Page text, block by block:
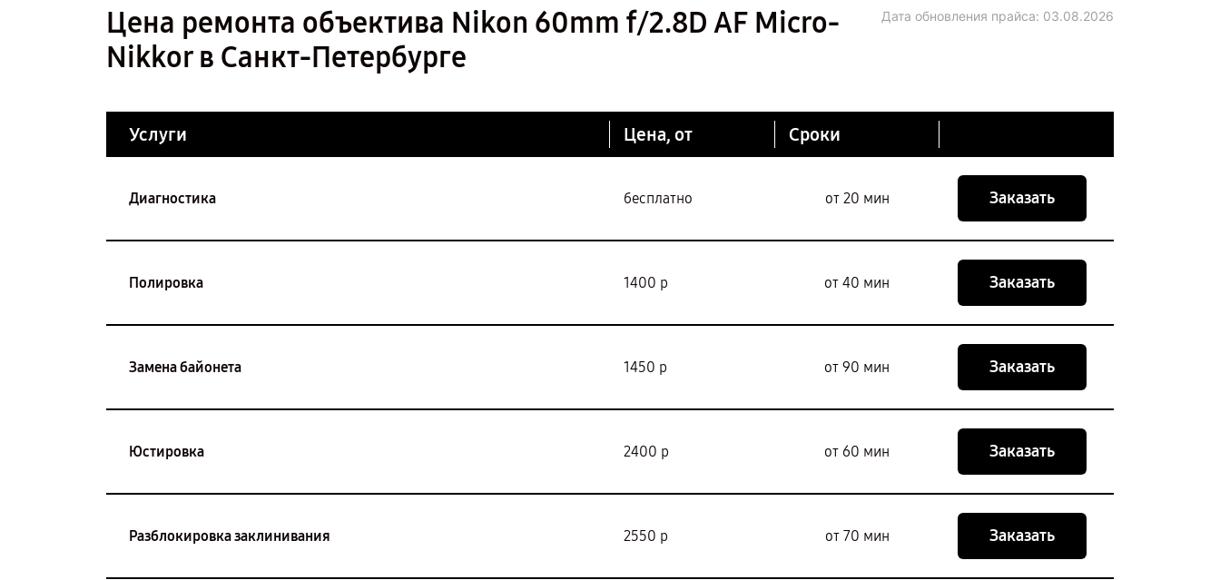
Цена ремонта объектива Nikon 60mm f/2.8D AF Micro-
Nikkor в Санкт-Петербурге
Дата обновления прайса: 03.08.2026
Услуги Цена, от Сроки
Диагностика бесплатно от 20 мин Заказать
Полировка 1400 р от 40 мин Заказать
Замена байонета 1450 р от 90 мин Заказать
Юстировка 2400 р от 60 мин Заказать
Разблокировка заклинивания 2550 р от 70 мин Заказать